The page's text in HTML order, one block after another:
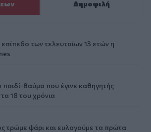
Δημοφιλή
των τελευταίων 13 ετών η
παιδί-θαύμα που έγινε καθηγητής
18 του χρόνια
τρώμε ψάρι και ευλογούμε τα πρώτα